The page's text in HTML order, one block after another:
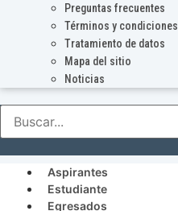
Preguntas frecuentes
Términos y condiciones
Tratamiento de datos
Mapa del sitio
Noticias
Aspirantes
Estudiante
Egresados